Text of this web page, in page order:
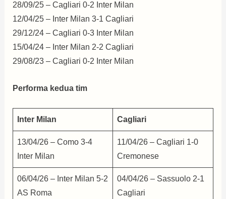
28/09/25 – Cagliari 0-2 Inter Milan
12/04/25 – Inter Milan 3-1 Cagliari
29/12/24 – Cagliari 0-3 Inter Milan
15/04/24 – Inter Milan 2-2 Cagliari
29/08/23 – Cagliari 0-2 Inter Milan
Performa kedua tim
Inter Milan Cagliari
13/04/26 – Como 3-4
Inter Milan
11/04/26 – Cagliari 1-0
Cremonese
06/04/26 – Inter Milan 5-2
AS Roma
04/04/26 – Sassuolo 2-1
Cagliari